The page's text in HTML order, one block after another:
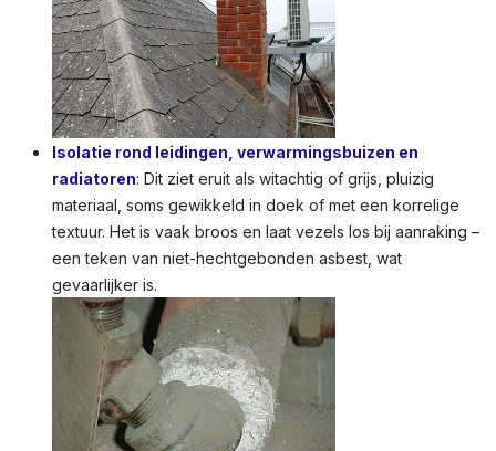
Isolatie rond leidingen, verwarmingsbuizen en
radiatoren: Dit ziet eruit als witachtig of grijs, pluizig
materiaal, soms gewikkeld in doek of met een korrelige
textuur. Het is vaak broos en laat vezels los bij aanraking –
een teken van niet-hechtgebonden asbest, wat
gevaarlijker is.